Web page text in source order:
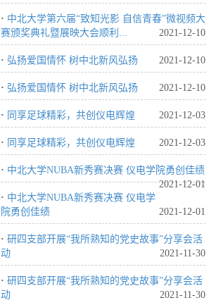
· 中北大学第六届“致知光影 自信青春”微视频大
赛颁奖典礼暨展映大会顺利...
2021-12-10
· 弘扬爱国情怀 树中北新风弘扬 2021-12-10
· 弘扬爱国情怀 树中北新风弘扬 2021-12-10
· 同享足球精彩，共创仪电辉煌 2021-12-03
· 同享足球精彩，共创仪电辉煌 2021-12-03
· 中北大学NUBA新秀赛决赛 仪电学院勇创佳绩
2021-12-01
· 中北大学NUBA新秀赛决赛 仪电学
院勇创佳绩
2021-12-01
· 研四支部开展“我所熟知的党史故事”分享会活
动
2021-11-30
· 研四支部开展“我所熟知的党史故事”分享会活
动
2021-11-30